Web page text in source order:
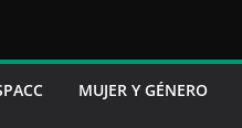
MUJER Y GÉNERO